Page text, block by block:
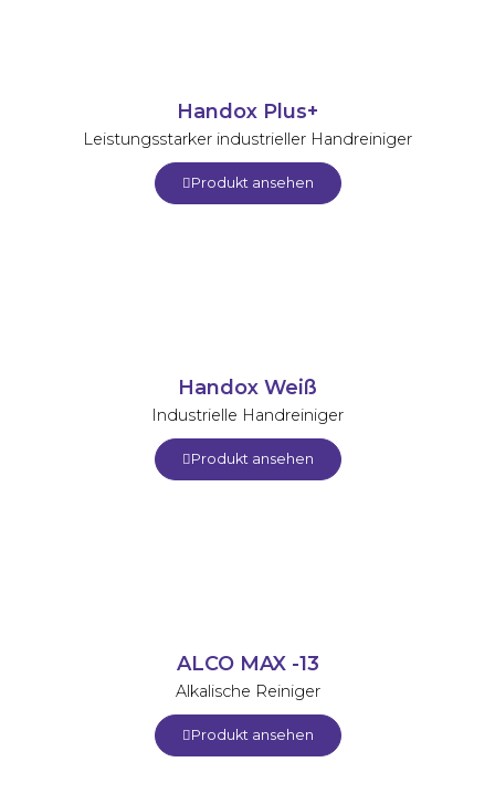
Handox Plus+
Leistungsstarker industrieller Handreiniger
Produkt ansehen
Handox Weiß
Industrielle Handreiniger
Produkt ansehen
ALCO MAX -13
Alkalische Reiniger
Produkt ansehen